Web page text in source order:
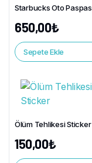
Starbucks Oto Paspas
650,00₺
Sepete Ekle
Ölüm Tehlikesi Sticker
150,00₺